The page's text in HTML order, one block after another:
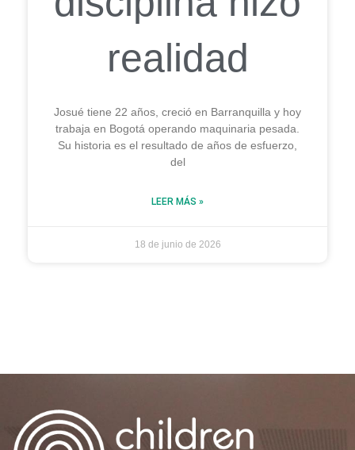
realidad
Josué tiene 22 años, creció en Barranquilla y hoy
trabaja en Bogotá operando maquinaria pesada.
Su historia es el resultado de años de esfuerzo,
del
LEER MÁS »
18 de junio de 2026